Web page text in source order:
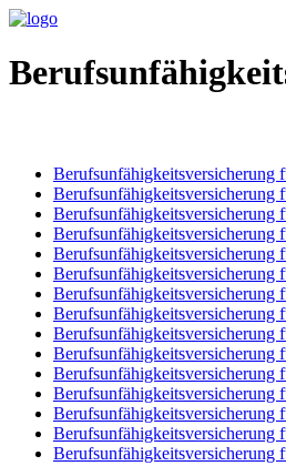
Berufsunfähigkeitsversicherung
Berufsunfähigkeitsversicherung
Berufsunfähigkeitsversicherung
Berufsunfähigkeitsversicherung
Berufsunfähigkeitsversicherung
Berufsunfähigkeitsversicherung
Berufsunfähigkeitsversicherung
Berufsunfähigkeitsversicherung
Berufsunfähigkeitsversicherung
Berufsunfähigkeitsversicherung
Berufsunfähigkeitsversicherung
Berufsunfähigkeitsversicherung